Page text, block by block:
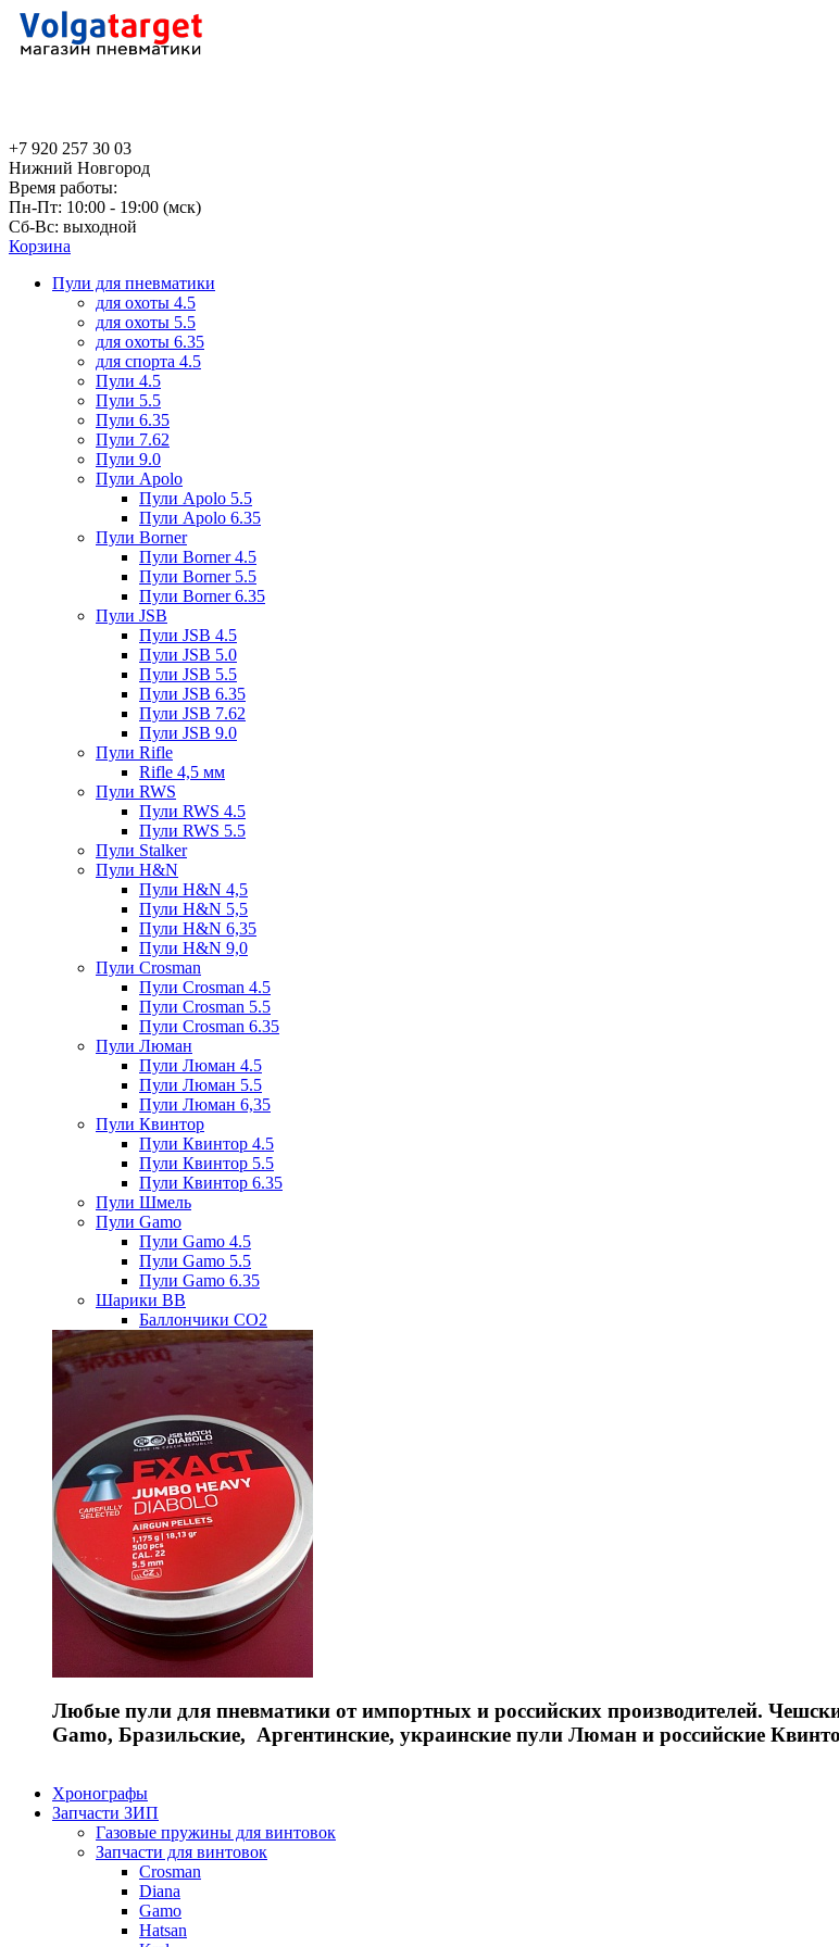
+7 920 257 30 03
Нижний Новгород
Время работы:
Пн-Пт: 10:00 - 19:00 (мск)
Сб-Вс: выходной
Корзина
Пули для пневматики
для охоты 4.5
для охоты 5.5
для охоты 6.35
для спорта 4.5
Пули 4.5
Пули 5.5
Пули 6.35
Пули 7.62
Пули 9.0
Пули Apolo
Пули Apolo 5.5
Пули Apolo 6.35
Пули Borner
Пули Borner 4.5
Пули Borner 5.5
Пули Borner 6.35
Пули JSB
Пули JSB 4.5
Пули JSB 5.0
Пули JSB 5.5
Пули JSB 6.35
Пули JSB 7.62
Пули JSB 9.0
Пули Rifle
Rifle 4,5 мм
Пули RWS
Пули RWS 4.5
Пули RWS 5.5
Пули Stalker
Пули H&N
Пули H&N 4,5
Пули H&N 5,5
Пули H&N 6,35
Пули H&N 9,0
Пули Crosman
Пули Crosman 4.5
Пули Crosman 5.5
Пули Crosman 6.35
Пули Люман
Пули Люман 4.5
Пули Люман 5.5
Пули Люман 6,35
Пули Квинтор
Пули Квинтор 4.5
Пули Квинтор 5.5
Пули Квинтор 6.35
Пули Шмель
Пули Gamo
Пули Gamo 4.5
Пули Gamo 5.5
Пули Gamo 6.35
Шарики BB
Баллончики CO2
Любые пули для пневматики от импортных и российских производителей.
Gamo, Бразильские, Аргентинские, украинские пули Люман и российские
Хронографы
Запчасти ЗИП
Газовые пружины для винтовок
Запчасти для винтовок
Crosman
Diana
Gamo
Hatsan